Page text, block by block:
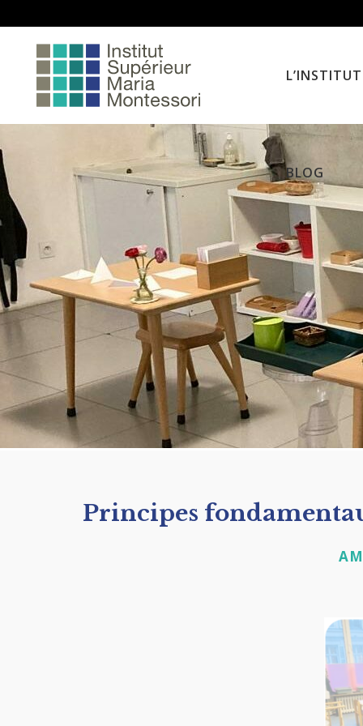
L’INSTITUT
BLOG
Principes